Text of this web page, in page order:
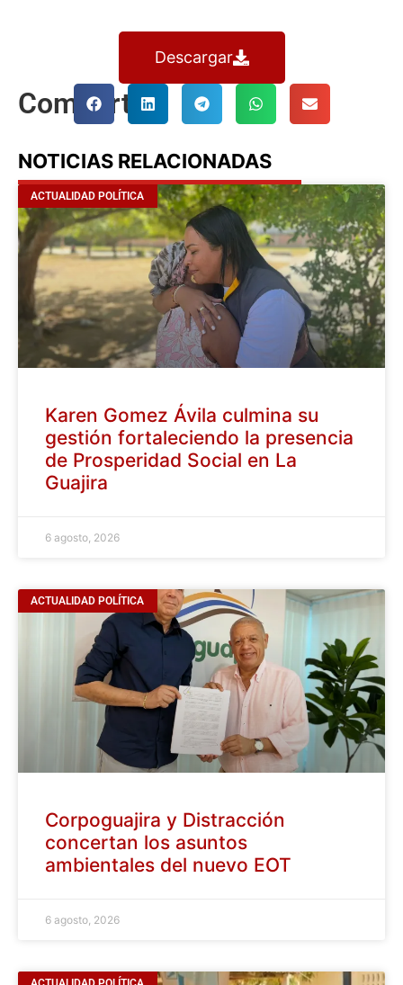
Descargar
Comparte
NOTICIAS RELACIONADAS
ACTUALIDAD POLÍTICA
Karen Gomez Ávila culmina su
gestión fortaleciendo la presencia
de Prosperidad Social en La
Guajira
6 agosto, 2026
ACTUALIDAD POLÍTICA
Corpoguajira y Distracción
concertan los asuntos
ambientales del nuevo EOT
6 agosto, 2026